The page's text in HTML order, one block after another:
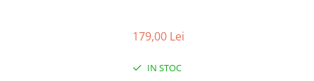
179,00 Lei
IN STOC